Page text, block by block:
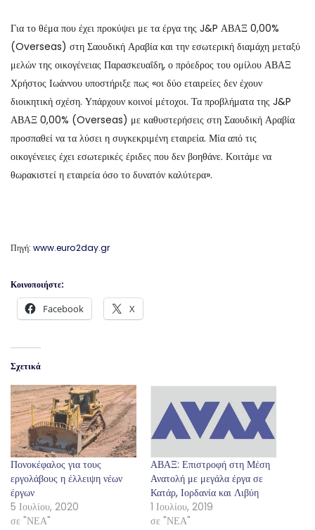
Για το θέμα που έχει προκύψει με τα έργα της J&P ΑΒΑΞ 0,00%
(Overseas) στη Σαουδική Αραβία και την εσωτερική διαμάχη μεταξύ
μελών της οικογένειας Παρασκευαΐδη, ο πρόεδρος του ομίλου ΑΒΑΞ
Χρήστος Ιωάννου υποστήριξε πως «οι δύο εταιρείες δεν έχουν
διοικητική σχέση. Υπάρχουν κοινοί μέτοχοι. Τα προβλήματα της J&P
ΑΒΑΞ 0,00% (Overseas) με καθυστερήσεις στη Σαουδική Αραβία
προσπαθεί να τα λύσει η συγκεκριμένη εταιρεία. Μία από τις
οικογένειες έχει εσωτερικές έριδες που δεν βοηθάνε. Κοιτάμε να
θωρακιστεί η εταιρεία όσο το δυνατόν καλύτερα».
Πηγή: www.euro2day.gr
Κοινοποιήστε:
Facebook X
Σχετικά
Πονοκέφαλος για τους
εργολάβους η έλλειψη νέων
έργων
5 Ιουλίου, 2020
σε "ΝΕΑ"
ΑΒΑΞ: Επιστροφή στη Μέση
Ανατολή με μεγάλα έργα σε
Κατάρ, Ιορδανία και Λιβύη
1 Ιουλίου, 2019
σε "ΝΕΑ"